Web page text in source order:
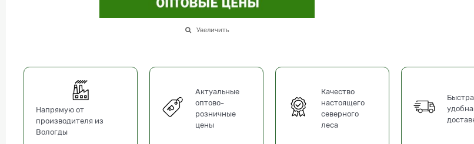
Увеличить
Напрямую от
производителя из
Вологды
Актуальные
оптово-
розничные
цены
Качество
настоящего
северного
леса